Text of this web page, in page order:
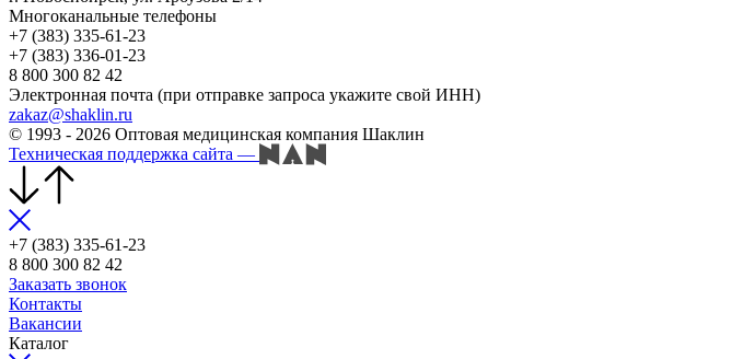
Многоканальные телефоны
+7 (383) 335-61-23
+7 (383) 336-01-23
8 800 300 82 42
Электронная почта (при отправке запроса укажите свой ИНН)
zakaz@shaklin.ru
© 1993 - 2026 Оптовая медицинская компания Шаклин
Техническая поддержка сайта —
+7 (383) 335-61-23
8 800 300 82 42
Заказать звонок
Контакты
Вакансии
Каталог